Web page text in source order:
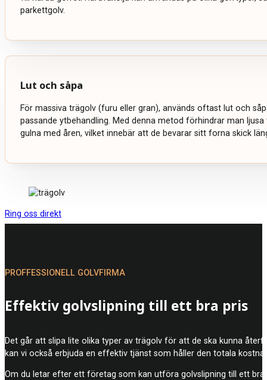
parkettgolv.
Lut och såpa
För massiva trägolv (furu eller gran), används oftast lut och
passande ytbehandling. Med denna metod förhindrar man
gulna med åren, vilket innebär att de bevarar sitt forna skick
Ring oss direkt
Effektiv golvslipning till ett bra pris
Det går att slipa lite olika typer av trägolv för att de ska kunna
kan vi också erbjuda en effektiv tjänst som håller den totala
Om du letar efter ett företag som kan utföra golvslipning till ett
PROFFESSIONELL GOLVFIRMA